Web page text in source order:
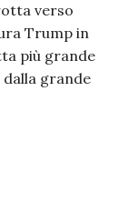
verso
Trump in
più grande
dalla grande